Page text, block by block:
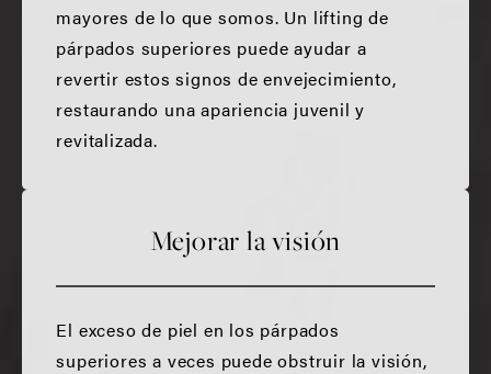
mayores de lo que somos. Un lifting de
párpados superiores puede ayudar a
revertir estos signos de envejecimiento,
restaurando una apariencia juvenil y
revitalizada.
Mejorar la visión
El exceso de piel en los párpados
superiores a veces puede obstruir la visión,